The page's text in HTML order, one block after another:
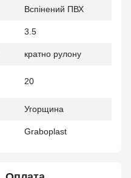
Вспінений ПВХ
3.5
кратно рулону
20
Угорщина
Graboplast